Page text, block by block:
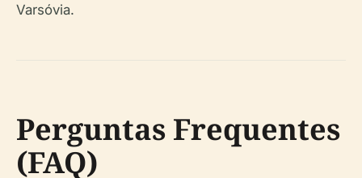
Varsóvia.
Perguntas Frequentes
(FAQ)